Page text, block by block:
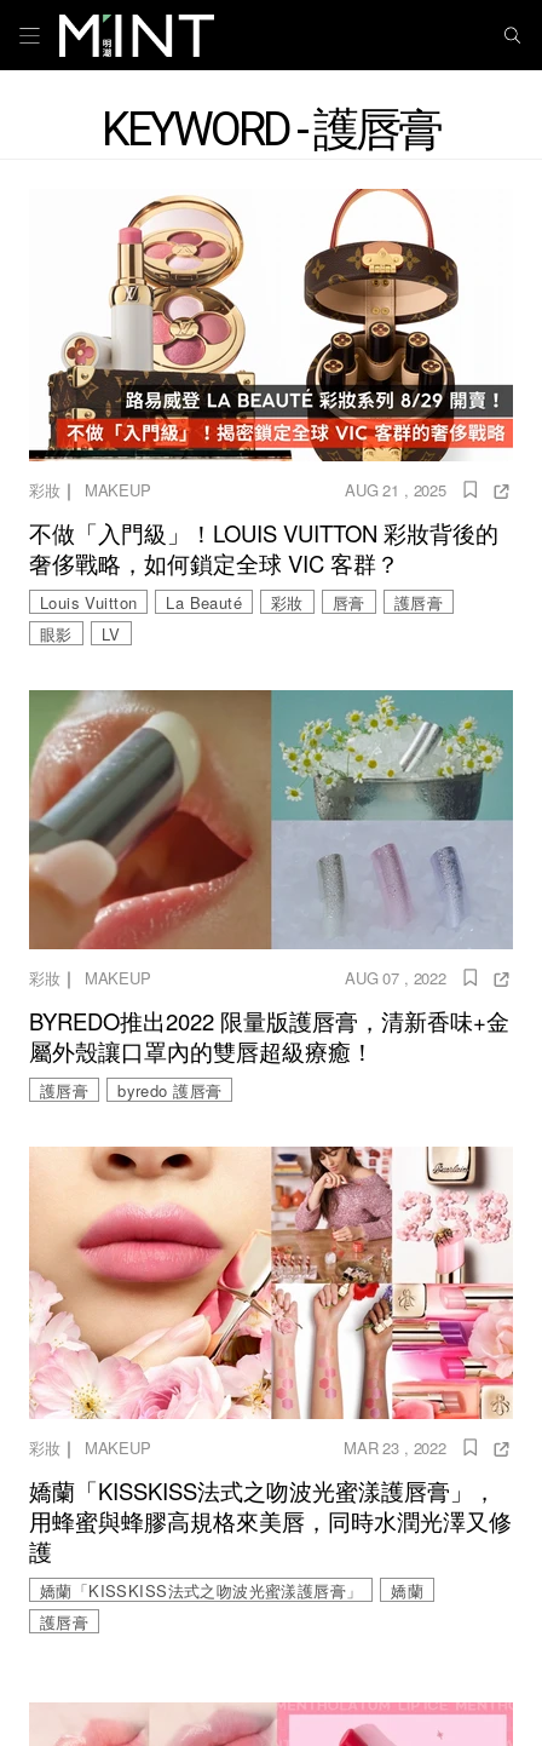
KEYWORD - 護唇膏
彩妝｜ MAKEUP AUG 21 , 2025
不做「入門級」！LOUIS VUITTON 彩妝背後的
奢侈戰略，如何鎖定全球 VIC 客群？
Louis Vuitton La Beauté 彩妝 唇膏
護唇膏
眼影
LV
彩妝｜ MAKEUP AUG 07 , 2022
BYREDO推出2022 限量版護唇膏，清新香味+金
屬外殼讓口罩內的雙唇超級療癒！
護唇膏 byredo 護唇膏
彩妝｜ MAKEUP MAR 23 , 2022
嬌蘭「KISSKISS法式之吻波光蜜漾護唇膏」，
用蜂蜜與蜂膠高規格來美唇，同時水潤光澤又修
護
嬌蘭「KISSKISS法式之吻波光蜜漾護唇膏」
嬌蘭
護唇膏